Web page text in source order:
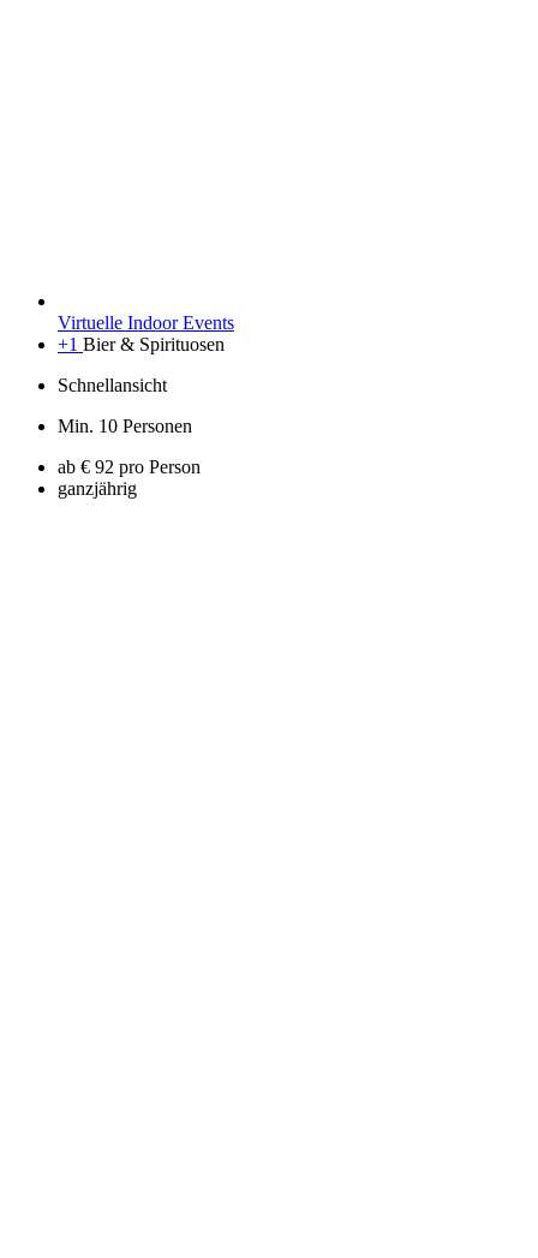
Virtuelle Indoor Events
+1 Bier & Spirituosen
Schnellansicht
Min. 10 Personen
ab € 92 pro Person
ganzjährig